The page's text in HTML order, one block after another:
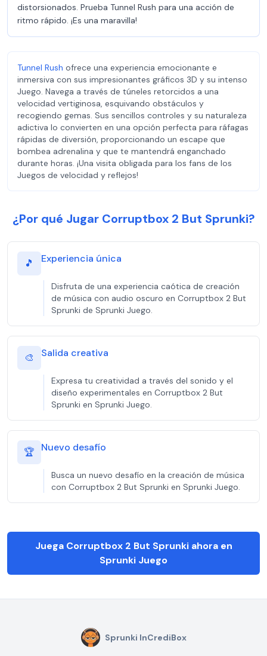
distorsionados. Prueba Tunnel Rush para una acción de
ritmo rápido. ¡Es una maravilla!
Tunnel Rush ofrece una experiencia emocionante e
inmersiva con sus impresionantes gráficos 3D y su intenso
Juego. Navega a través de túneles retorcidos a una
velocidad vertiginosa, esquivando obstáculos y
recogiendo gemas. Sus sencillos controles y su naturaleza
adictiva lo convierten en una opción perfecta para ráfagas
rápidas de diversión, proporcionando un escape que
bombea adrenalina y que te mantendrá enganchado
durante horas. ¡Una visita obligada para los fans de los
Juegos de velocidad y reflejos!
¿Por qué Jugar Corruptbox 2 But Sprunki?
🎵 Experiencia única
Disfruta de una experiencia caótica de creación
de música con audio oscuro en Corruptbox 2 But
Sprunki de Sprunki Juego.
🎨 Salida creativa
Expresa tu creatividad a través del sonido y el
diseño experimentales en Corruptbox 2 But
Sprunki en Sprunki Juego.
🏆 Nuevo desafío
Busca un nuevo desafío en la creación de música
con Corruptbox 2 But Sprunki en Sprunki Juego.
Juega Corruptbox 2 But Sprunki ahora en
Sprunki Juego
Sprunki InCrediBox